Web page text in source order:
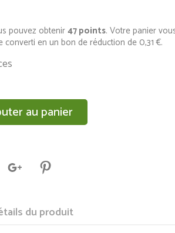
pouvez obtenir47points. Votre panier
converti en un bon de réduction de0,31 €.
au panier
du produit